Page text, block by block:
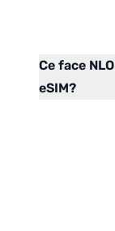
Ce face
eSIM?